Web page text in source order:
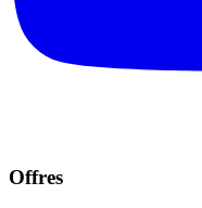
Offres